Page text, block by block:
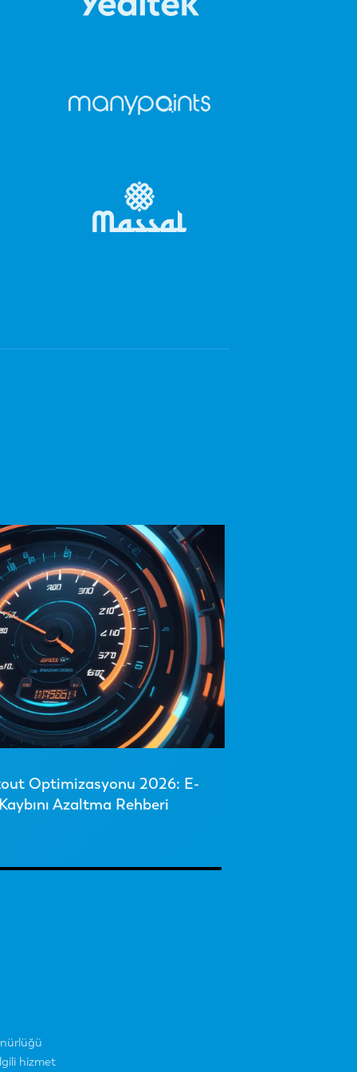
Optimizasyonu 2026: E-
Azaltma Rehberi
hizmet